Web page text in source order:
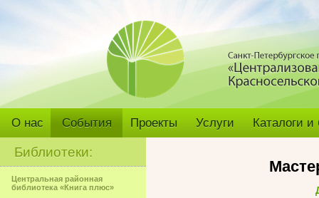
О нас События Проекты Услуги Каталоги
Библиотеки:
Центральная районная
библиотека «Книга плюс»